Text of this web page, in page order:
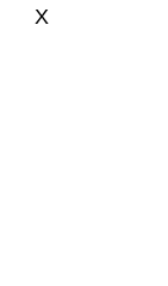
XMasquer le